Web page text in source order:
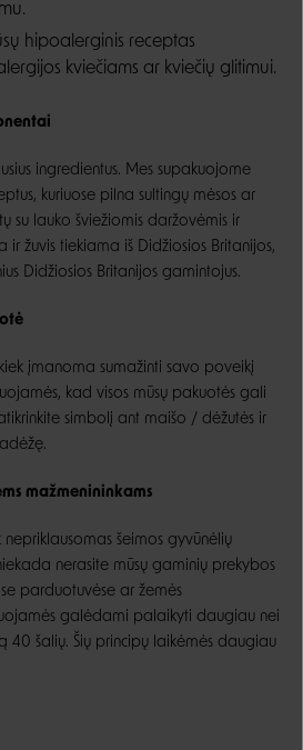
hipoalerginis receptas
kviečiams ar kviečių glitimui.
ingredientus. Mes supakuojome
kuriuose pilna sultingų mėsos ar
su lauko šviežiomis daržovėmis ir
ir žuvis tiekiama iš Didžiosios Britanijos,
Didžiosios Britanijos gamintojus.
įmanoma sumažinti savo poveikį
kad visos mūsų pakuotės gali
simbolį ant maišo / dėžutės ir
mažmenininkams
šeimos gyvūnėlių
nerasite mūsų gaminių prekybos
parduotuvėse ar žemės
galėdami palaikyti daugiau nei
40 šalių. Šių principų laikėmės daugiau